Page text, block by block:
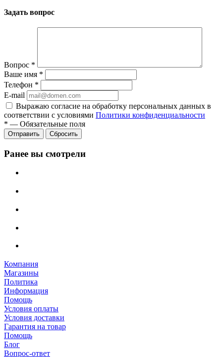
Задать вопрос
Вопрос *
Ваше имя *
Телефон *
E-mail
Выражаю согласие на обработку персональных данных в
соответствии с условиями Политики конфиденциальности
* — Обязательные поля
Отправить Сбросить
Ранее вы смотрели
Компания
Магазины
Политика
Информация
Помощь
Условия оплаты
Условия доставки
Гарантия на товар
Помощь
Блог
Вопрос-ответ